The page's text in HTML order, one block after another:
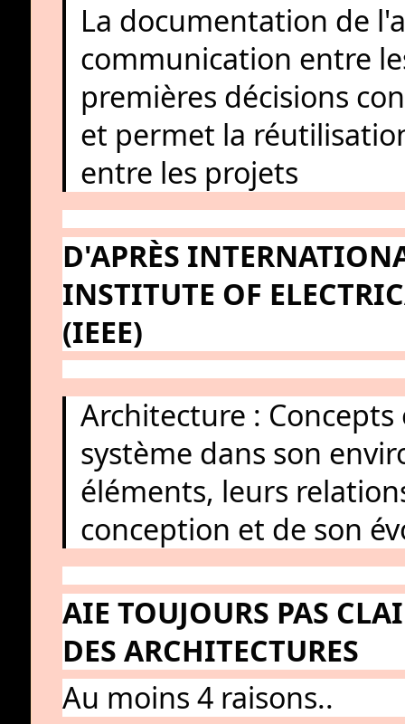
La documentation de
communication entre
premières décisions
et permet la
entre les projets
D'APRÈS
INSTITUTE OF
(IEEE)
Architecture :
système dans son
éléments, leurs
conception et de son
AIE TOUJOURS PAS
DES ARCHITECTURES
Au moins 4 raisons..